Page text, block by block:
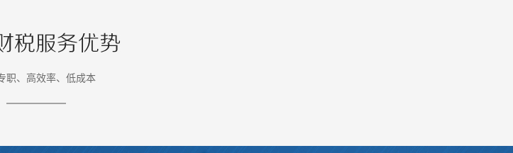
职、高效率、低成本